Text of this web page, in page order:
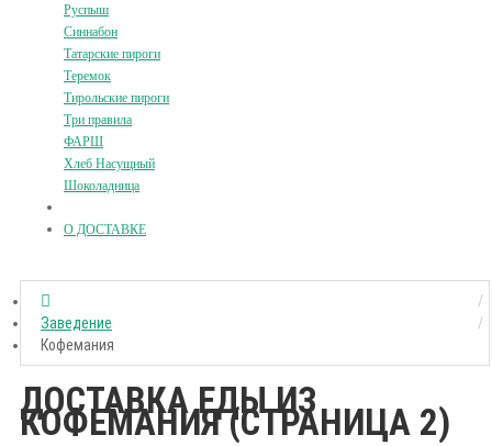
Руспыш
Синнабон
Татарские пироги
Теремок
Тирольские пироги
Три правила
ФАРШ
Хлеб Насущный
Шоколадница
О ДОСТАВКЕ
Заведение
Кофемания
ДОСТАВКА ЕДЫ ИЗ
КОФЕМАНИЯ (СТРАНИЦА 2)